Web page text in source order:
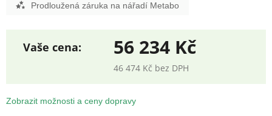
Prodloužená záruka na nářadí Metabo
56 234 Kč
46 474 Kč bez DPH
cena:
Zobrazit možnosti a ceny dopravy